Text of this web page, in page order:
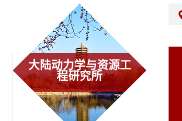
大陆动力学与资源工
程研究所